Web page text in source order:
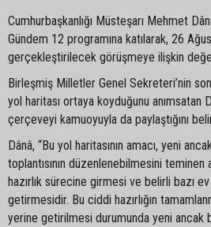
Cumhurbaşkanlığı Müsteşarı Mehmet
Gündem 12 programına katılarak, 26
gerçekleştirilecek görüşmeye ilişkin
Birleşmiş Milletler Genel Sekreteri’nin
yol haritası ortaya koyduğunu anımsatan
çerçeveyi kamuoyuyla da paylaştığını
Dânâ, “Bu yol haritasının amacı, yeni
toplantısının düzenlenebilmesini
hazırlık sürecine girmesi ve belirli bazı
getirmesidir. Bu ciddi hazırlığın
yerine getirilmesi durumunda yeni ancak